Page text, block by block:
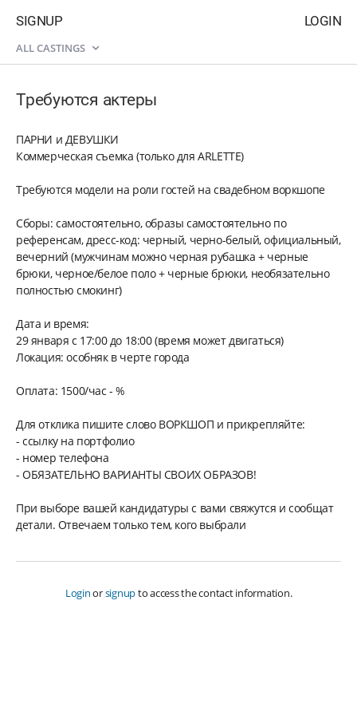
LOGIN
SIGNUP
ALL CASTINGS
Требуются актеры
ПАРНИ и ДЕВУШКИ
Коммерческая съемка (только для ARLETTE)
Требуются модели на роли гостей на свадебном воркшопе
Сборы: самостоятельно, образы самостоятельно по
референсам, дресс-код: черный, черно-белый, официальный,
вечерний (мужчинам можно черная рубашка + черные
брюки, черное/белое поло + черные брюки, необязательно
полностью смокинг)
Дата и время:
29 января с 17:00 до 18:00 (время может двигаться)
Локация: особняк в черте города
Оплата: 1500/час - %
Для отклика пишите слово ВОРКШОП и прикрепляйте:
- ссылку на портфолио
- номер телефона
- ОБЯЗАТЕЛЬНО ВАРИАНТЫ СВОИХ ОБРАЗОВ!
При выборе вашей кандидатуры с вами свяжутся и сообщат
детали. Отвечаем только тем, кого выбрали
Loginorsignupto access the contact information.